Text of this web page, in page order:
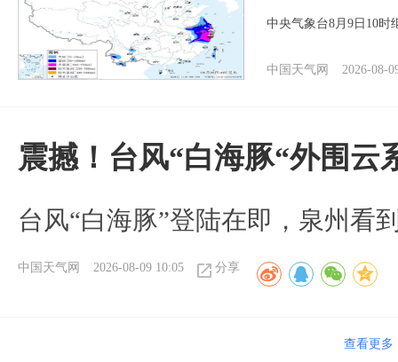
中央气象台8月9日10时
中国天气网 2026-08-
震撼！台风“白海豚“外围云
台风“白海豚”登陆在即，泉州看
中国天气网 2026-08-09 10:05 分享
查看更多